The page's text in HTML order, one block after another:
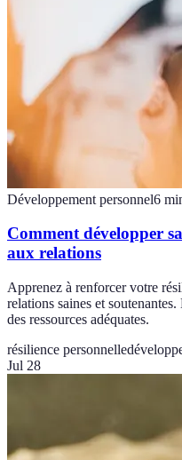
Développement personnel6
Comment développer
aux relations
Apprenez à renforcer votre
relations saines et
des ressources adéquates.
résilience personnelle
Jul 28